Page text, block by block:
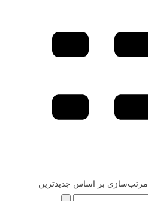
مرتب‌سازی بر اساس جدیدترین